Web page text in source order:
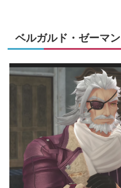
ベルガルド・ゼーマン